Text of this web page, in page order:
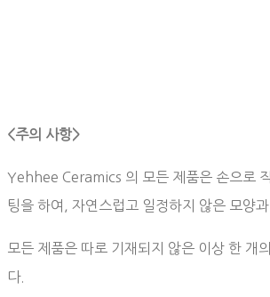
<주의 사항>
Yehhee Ceramics 의 모든 제품은 손으로
팅을 하여, 자연스럽고 일정하지 않은 모양
모든 제품은 따로 기재되지 않은 이상 한 개
다.